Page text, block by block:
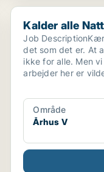
Kalder alle
Kalder alle
Job DescriptionKære
det som det er. At
ikke for alle. Men
arbejder her er
Område
Århus V